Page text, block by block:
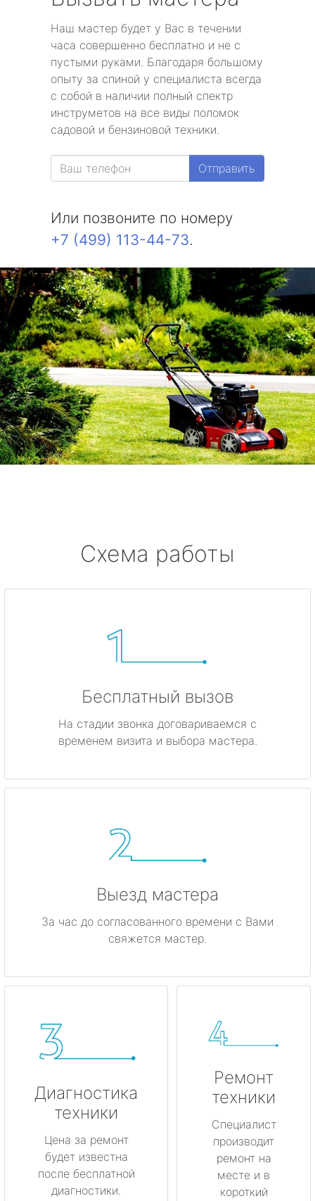
Наш мастер будет у Вас в течении
часа совершенно бесплатно и не с
пустыми руками. Благодаря большому
опыту за спиной у специалиста всегда
с собой в наличии полный спектр
инструметов на все виды поломок
садовой и бензиновой техники.
Отправить
Или позвоните по номеру
+7 (499) 113-44-73.
Схема работы
Бесплатный вызов
На стадии звонка договариваемся с
временем визита и выбора мастера.
Выезд мастера
За час до согласованного времени с Вами
свяжется мастер.
Диагностика
техники
Цена за ремонт
будет известна
после бесплатной
диагностики.
Ремонт
техники
Специалист
производит
ремонт на
месте и в
короткий